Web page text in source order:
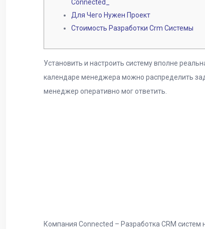
Connected_
Для Чего Нужен Проект
Стоимость Разработки Crm Системы
Установить и настроить систему вполне
календаре менеджера можно распределить
менеджер оперативно мог ответить.
Компания Connected – Разработка CRM систем